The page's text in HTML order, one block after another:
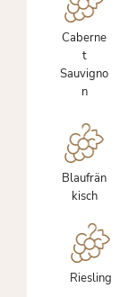
Caberne
t
Sauvigno
n
Blaufrän
kisch
Riesling